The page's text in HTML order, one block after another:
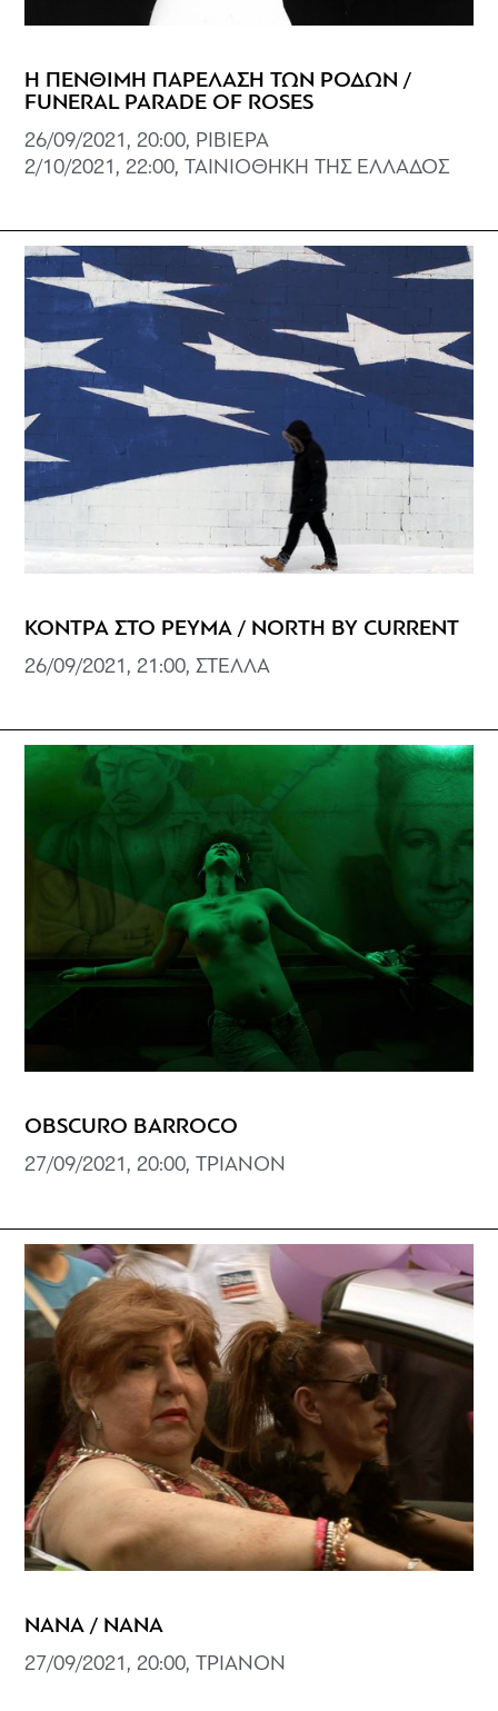
Η ΠΕΝΘΙΜΗ ΠΑΡΕΛΑΣΗ ΤΩΝ ΡΟΔΩΝ /
FUNERAL PARADE OF ROSES
26/09/2021, 20:00, ΡΙΒΙΕΡΑ
2/10/2021, 22:00, ΤΑΙΝΙΟΘΗΚΗ ΤΗΣ ΕΛΛΑΔΟΣ
ΚΟΝΤΡΑ ΣΤΟ ΡΕΥΜΑ / NORTH BY CURRENT
26/09/2021, 21:00, ΣΤΕΛΛΑ
OBSCURO BARROCO
27/09/2021, 20:00, ΤΡΙΑΝΟΝ
ΝΑΝΑ / NANA
27/09/2021, 20:00, ΤΡΙΑΝΟΝ